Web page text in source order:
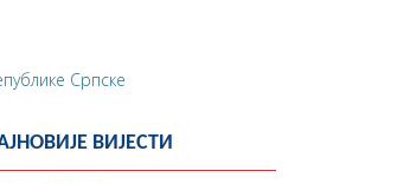
Српске
ВИЈЕСТИ